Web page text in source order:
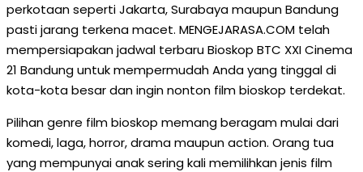
perkotaan seperti Jakarta, Surabaya maupun Bandung
pasti jarang terkena macet. MENGEJARASA.COM telah
mempersiapakan jadwal terbaru Bioskop BTC XXI Cinema
21 Bandung untuk mempermudah Anda yang tinggal di
kota-kota besar dan ingin nonton film bioskop terdekat.
Pilihan genre film bioskop memang beragam mulai dari
komedi, laga, horror, drama maupun action. Orang tua
yang mempunyai anak sering kali memilihkan jenis film